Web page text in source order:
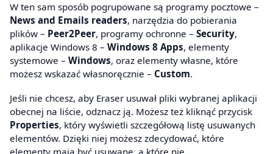
W ten sam sposób pogrupowane są programy pocztowe –
News and Emails readers, narzędzia do pobierania
plików – Peer2Peer, programy ochronne – Security,
aplikacje Windows 8 – Windows 8 Apps, elementy
systemowe – Windows, oraz elementy własne, które
możesz wskazać własnoręcznie – Custom.
Jeśli nie chcesz, aby Eraser usuwał pliki wybranej aplikacji
obecnej na liście, odznacz ją. Możesz też kliknąć przycisk
Properties, który wyświetli szczegółową listę usuwanych
elementów. Dzięki niej możesz zdecydować, które
elementy mają być usuwane, a które nie.